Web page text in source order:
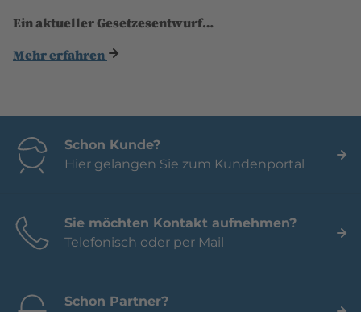
Ein aktueller Gesetzesentwurf…
Mehr erfahren
Schon Kunde?
Hier gelangen Sie zum Kundenportal
Sie möchten Kontakt aufnehmen?
Telefonisch oder per Mail
Schon Partner?